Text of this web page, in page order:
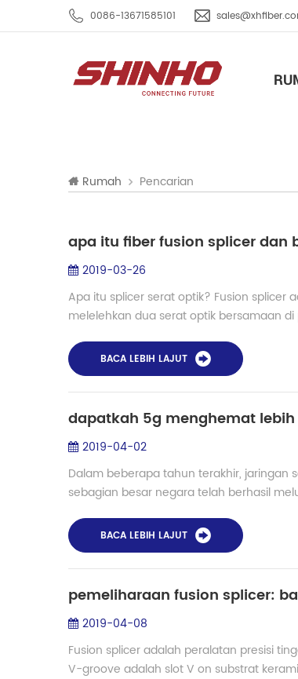
0086-13671585101
Rumah Pencarian
apa itu fiber fusion splicer
2019-03-26
Apa itu splicer serat optik? Fusion
melelehkan dua serat optik bersamaan
BACA LEBIH LAJUT
dapatkah 5g menghemat
2019-04-02
Dalam beberapa tahun terakhir, jaringan
sebagian besar negara telah berhasil
BACA LEBIH LAJUT
pemeliharaan fusion splicer:
2019-04-08
Fusion splicer adalah peralatan presisi
V-groove adalah slot V on substrat